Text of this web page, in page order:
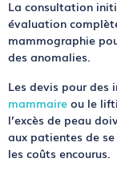
La consultation
évaluation
mammographie
des anomalies.
Les devis pour des
mammaire ou le
l’excès de peau
aux patientes de
les coûts encourus.